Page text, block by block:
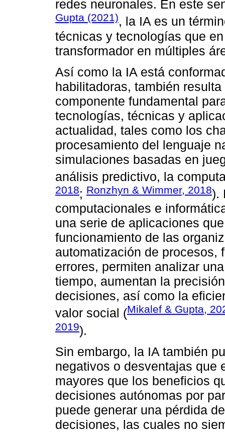
redes neuronales. En este
Gupta (2021), la IA es un
técnicas y tecnologías que
transformador en múltiples
Así como la IA está
habilitadoras, también
componente fundamental
tecnologías, técnicas y
actualidad, tales como los
procesamiento del lenguaje
simulaciones basadas en
análisis predictivo, la
2018; Ronzhyn & Wimmer, 2018).
computacionales e
una serie de aplicaciones
funcionamiento de las
automatización de procesos,
errores, permiten analizar
tiempo, aumentan la
decisiones, así como la
valor social (Mikalef & Gupta,
2019).
Sin embargo, la IA también
negativos o desventajas que
mayores que los beneficios
decisiones autónomas por
puede generar una pérdida
decisiones, las cuales no